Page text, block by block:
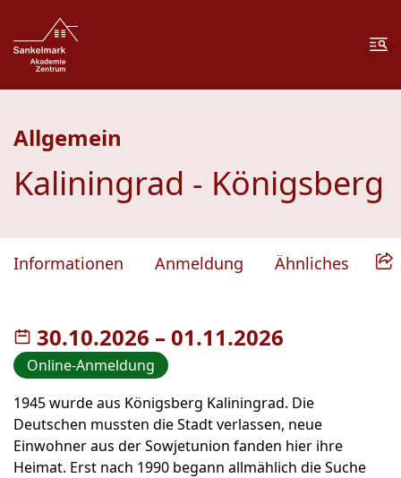
Zum Inhalt springen
Zur Fußzeile springen
Allgemein
Kaliningrad - Königsberg
Informationen Anmeldung Ähnliches
30.10.2026 – bis
01.11.2026
Online-Anmeldung
1945 wurde aus Königsberg Kaliningrad. Die
Deutschen mussten die Stadt verlassen, neue
Einwohner aus der Sowjetunion fanden hier ihre
Heimat. Erst nach 1990 begann allmählich die Suche